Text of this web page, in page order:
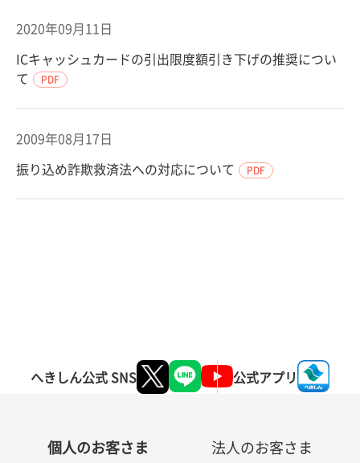
2020年09月11日
ICキャッシュカードの引出限度額引き下げの推奨につい
て
PDF
2009年08月17日
振り込め詐欺救済法への対応について
PDF
へきしん公式 SNS 公式アプリ
個人のお客さま
法人のお客さま